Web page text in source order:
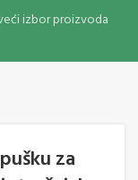
izbor proizvoda
za